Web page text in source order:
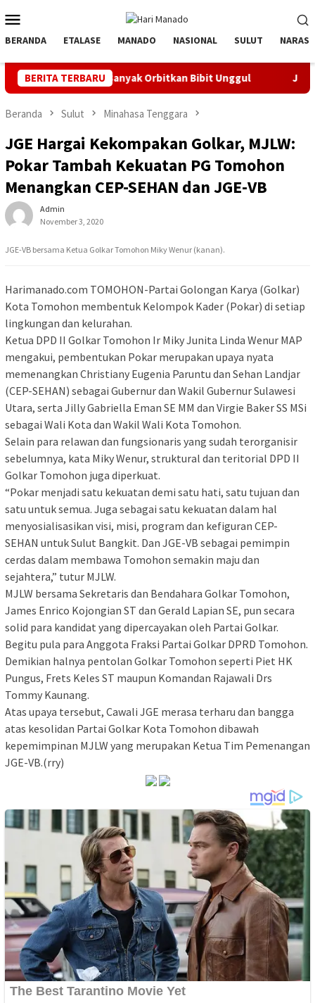
ke
kontenMobile
BERANDA ETALASE MANADO NASIONAL SULUT NARASI
BERITA TERBARU
Banyak Orbitkan Bibit Unggul Jaga Listrik Andal
Beranda Sulut Minahasa Tenggara
JGE Hargai Kekompakan Golkar, MJLW:
Pokar Tambah Kekuatan PG Tomohon
Menangkan CEP-SEHAN dan JGE-VB
Admin
November 3, 2020
JGE-VB bersama Ketua Golkar Tomohon Miky Wenur (kanan).
Harimanado.com TOMOHON-Partai Golongan Karya (Golkar)
Kota Tomohon membentuk Kelompok Kader (Pokar) di setiap
lingkungan dan kelurahan.
Ketua DPD II Golkar Tomohon Ir Miky Junita Linda Wenur MAP
mengakui, pembentukan Pokar merupakan upaya nyata
memenangkan Christiany Eugenia Paruntu dan Sehan Landjar
(CEP-SEHAN) sebagai Gubernur dan Wakil Gubernur Sulawesi
Utara, serta Jilly Gabriella Eman SE MM dan Virgie Baker SS MSi
sebagai Wali Kota dan Wakil Wali Kota Tomohon.
Selain para relawan dan fungsionaris yang sudah terorganisir
sebelumnya, kata Miky Wenur, struktural dan teritorial DPD II
Golkar Tomohon juga diperkuat.
“Pokar menjadi satu kekuatan demi satu hati, satu tujuan dan
satu untuk semua. Juga sebagai satu kekuatan dalam hal
menyosialisasikan visi, misi, program dan kefiguran CEP-
SEHAN untuk Sulut Bangkit. Dan JGE-VB sebagai pemimpin
cerdas dalam membawa Tomohon semakin maju dan
sejahtera,” tutur MJLW.
MJLW bersama Sekretaris dan Bendahara Golkar Tomohon,
James Enrico Kojongian ST dan Gerald Lapian SE, pun secara
solid para kandidat yang dipercayakan oleh Partai Golkar.
Begitu pula para Anggota Fraksi Partai Golkar DPRD Tomohon.
Demikian halnya pentolan Golkar Tomohon seperti Piet HK
Pungus, Frets Keles ST maupun Komandan Rajawali Drs
Tommy Kaunang.
Atas upaya tersebut, Cawali JGE merasa terharu dan bangga
atas kesolidan Partai Golkar Kota Tomohon dibawah
kepemimpinan MJLW yang merupakan Ketua Tim Pemenangan
JGE-VB.(rry)